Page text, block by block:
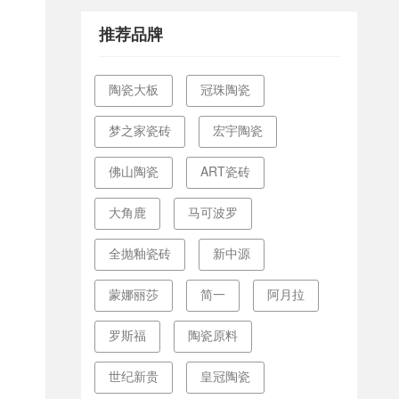
推荐品牌
陶瓷大板 冠珠陶瓷
梦之家瓷砖 宏宇陶瓷
佛山陶瓷 ART瓷砖
大角鹿 马可波罗
全抛釉瓷砖 新中源
蒙娜丽莎 简一 阿月拉
罗斯福 陶瓷原料
世纪新贵 皇冠陶瓷